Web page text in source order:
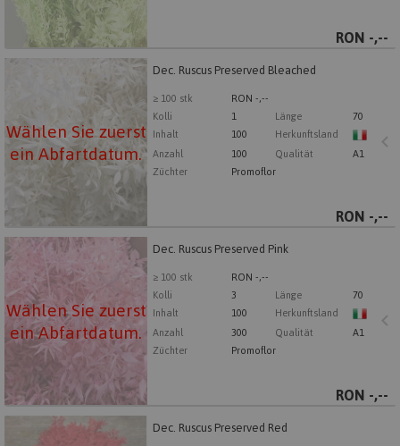
RON -,--
Wählen Sie zuerst
ein Abfartdatum.
Dec. Ruscus Preserved Bleached
≥ 100 stk
RON -,--
Kolli
1 Länge
70
Inhalt
100
Herkunftsland
Anzahl
100 Qualität
A1
Züchter
Promoflor
RON -,--
Dec. Ruscus Preserved Bleached
Wählen Sie zuerst ein Abfartdatum.
Wählen Sie zuerst
ein Abfartdatum.
Dec. Ruscus Preserved Pink
≥ 100 stk
RON -,--
Kolli
3 Länge
70
Inhalt
100
Herkunftsland
Anzahl
300 Qualität
A1
Züchter
Promoflor
RON -,--
Dec. Ruscus Preserved Pink
Wählen Sie zuerst ein Abfartdatum.
Dec. Ruscus Preserved Red
Dec. Ruscus Preserved Red